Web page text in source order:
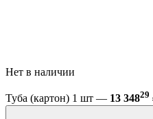
Нет в наличии
Туба (картон) 1 шт — 13 34829